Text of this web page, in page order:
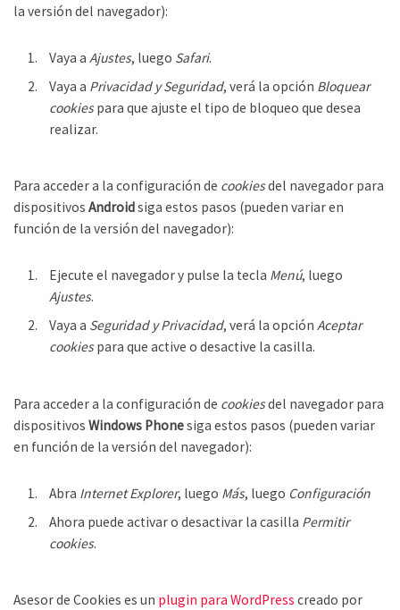
la versión del navegador):
Vaya a Ajustes, luego Safari.
Vaya a Privacidad y Seguridad, verá la opción Bloquear
cookiespara que ajuste el tipo de bloqueo que desea
realizar.
Para acceder a la configuración de cookiesdel navegador para
dispositivos Androidsiga estos pasos (pueden variar en
función de la versión del navegador):
Ejecute el navegador y pulse la tecla Menú, luego
Ajustes.
Vaya a Seguridad y Privacidad, verá la opción Aceptar
cookiespara que active o desactive la casilla.
Para acceder a la configuración de cookiesdel navegador para
dispositivos Windows Phonesiga estos pasos (pueden variar
en función de la versión del navegador):
Abra Internet Explorer, luego Más, luego Configuración
Ahora puede activar o desactivar la casilla Permitir
cookies.
Asesor de Cookies es un plugin para WordPress creado por